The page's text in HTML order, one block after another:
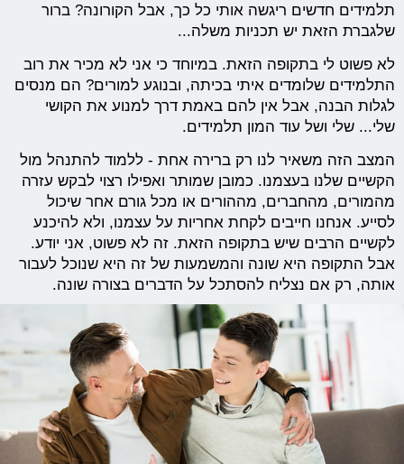
תלמידים חדשים ריגשה אותי כל כך, אבל הקורונה? ברור
שלגברת הזאת יש תכניות משלה...
לא פשוט לי בתקופה הזאת. במיוחד כי אני לא מכיר את רוב
התלמידים שלומדים איתי בכיתה, ובנוגע למורים? הם מנסים
לגלות הבנה, אבל אין להם באמת דרך למנוע את הקושי
שלי... שלי ושל עוד המון תלמידים.
המצב הזה משאיר לנו רק ברירה אחת - ללמוד להתנהל מול
הקשיים שלנו בעצמנו. כמובן שמותר ואפילו רצוי לבקש עזרה
מהמורים, מהחברים, מההורים או מכל גורם אחר שיכול
לסייע. אנחנו חייבים לקחת אחריות על עצמנו, ולא להיכנע
לקשיים הרבים שיש בתקופה הזאת. זה לא פשוט, אני יודע.
אבל התקופה היא שונה והמשמעות של זה היא שנוכל לעבור
אותה, רק אם נצליח להסתכל על הדברים בצורה שונה.